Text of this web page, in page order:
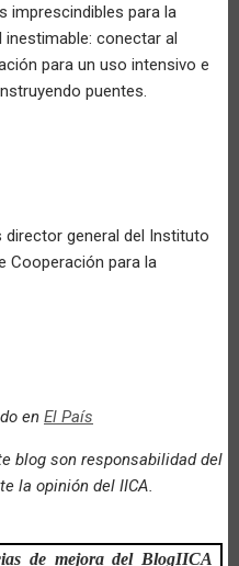
imprescindibles para la
conectar al
para un uso intensivo e
puentes.
director general del Instituto
Cooperación para la
en El País
blog son responsabilidad del
la opinión del IICA.
de mejora del BlogIICA